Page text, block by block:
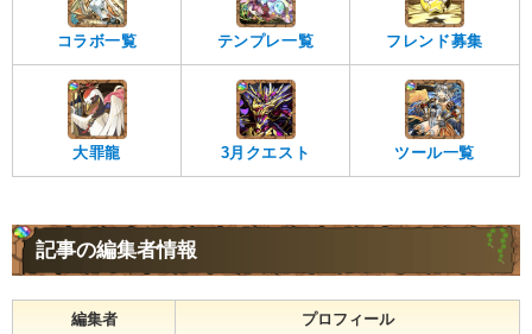
コラボ一覧 テンプレ一覧 フレンド募集
大罪龍 3月クエスト ツール一覧
記事の編集者情報
編集者 プロフィール